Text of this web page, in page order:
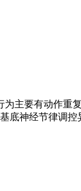
主要有动作重
底神经节律调